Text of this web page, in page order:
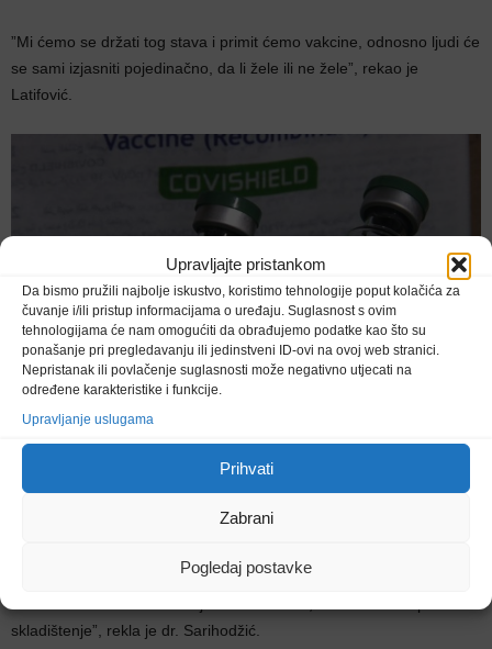
Upravljajte pristankom
Da bismo pružili najbolje iskustvo, koristimo tehnologije poput kolačića za
čuvanje i/ili pristup informacijama o uređaju. Suglasnost s ovim
tehnologijama će nam omogućiti da obrađujemo podatke kao što su
ponašanje pri pregledavanju ili jedinstveni ID-ovi na ovoj web stranici.
Nepristanak ili povlačenje suglasnosti može negativno utjecati na
određene karakteristike i funkcije.
Upravljanje uslugama
Prihvati
Zabrani
Pogledaj postavke
”Mi ćemo se držati tog stava i primit ćemo vakcine, odnosno ljudi će
se sami izjasniti pojedinačno, da li žele ili ne žele”, rekao je
Latifović.
Vakcine AstraZeneca koje je Federaciji BiH donirala Republika
Srbija ne zahtijevaju posebno skladištenje, nego prostorije koje se
već koriste za čuvanje ostalih vakcina.
od 2 do 8, ima obezbijeđen hladni lanac i u zdravstvenim
skladištenje”, rekla je dr. Sarihodžić.